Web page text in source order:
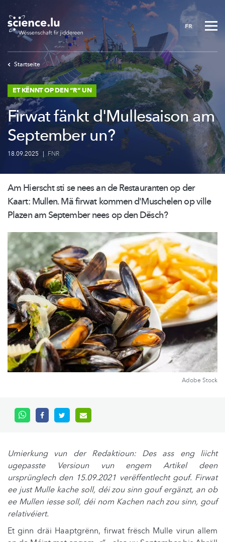
to
main
content
FR
Startseite
ET KËNNT OP DEN “R” UN
Firwat fänkt d'Mullesaison am
September un?
18.09.2025 | FNR
Am Hierscht sti se nees an de Restauranten op der
Kaart: Mullen. Mä firwat kommen d'Muschelen op ville
Plazen am September nees op den Dësch?
Adobe Stock
Umierkung vun der Redaktioun: Des ass eng liicht
ugepasste Versioun vun engem Artikel deen
ursprünglech den 15.09.2021 verëffentlecht gouf. Firwat
ee just Mulle kache soll, déi zou sinn gouf ergänzt, an ob
ee Mullen iesse soll, déi nom Kachen nach zou sinn, gouf
relativéiert.
Et ginn dräi Haaptgrënn, firwat frësch Mulle virun allem